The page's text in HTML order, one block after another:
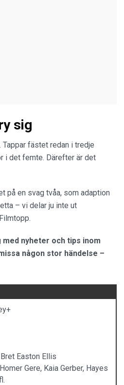
sig
Tappar fästet redan i tredje
i det femte. Därefter är det
på en svag tvåa, som adaption
– vi delar ju inte ut
med nyheter och tips inom
någon stor händelse –
Easton Ellis
Gere, Kaia Gerber, Hayes